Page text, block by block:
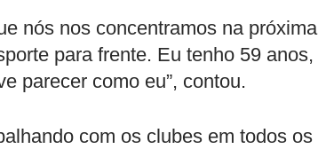
nós nos concentramos na próxima
para frente. Eu tenho 59 anos,
parecer como eu”, contou.
com os clubes em todos os